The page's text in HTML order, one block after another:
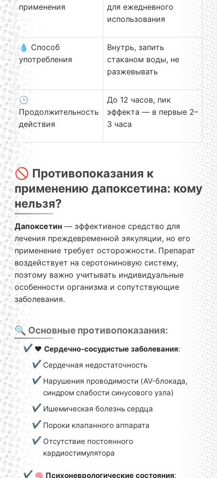
применения
для ежедневного
использования
💧 Способ
употребления
Внутрь, запить
стаканом воды, не
разжевывать
🕒
Продолжительность
действия
До 12 часов, пик
эффекта — в первые 2–
3 часа
🚫 Противопоказания к
применению дапоксетина: кому
нельзя?
Дапоксетин — эффективное средство для
лечения преждевременной эякуляции, но его
применение требует осторожности. Препарат
воздействует на серотониновую систему,
поэтому важно учитывать индивидуальные
особенности организма и сопутствующие
заболевания.
🔍 Основные противопоказания:
❤️Сердечно-сосудистые заболевания:
Сердечная недостаточность
Нарушения проводимости (AV-блокада,
синдром слабости синусового узла)
Ишемическая болезнь сердца
Пороки клапанного аппарата
Отсутствие постоянного
кардиостимулятора
🧠 Психоневрологические состояния: